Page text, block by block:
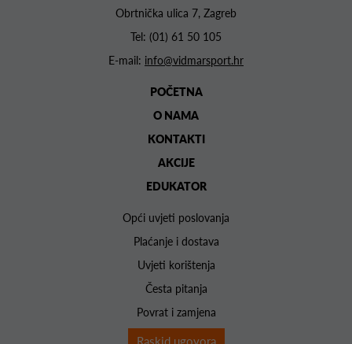
Obrtnička ulica 7, Zagreb
Tel: (01) 61 50 105
E-mail: info@vidmarsport.hr
POČETNA
O NAMA
KONTAKTI
AKCIJE
EDUKATOR
Opći uvjeti poslovanja
Plaćanje i dostava
Uvjeti korištenja
Česta pitanja
Povrat i zamjena
Raskid ugovora